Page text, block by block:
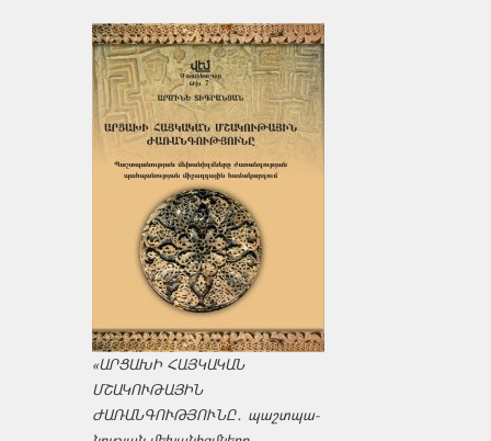
«ԱՐՑԱԽԻ ՀԱՅԿԱԿԱՆ
ՄՇԱԿՈՒԹԱՅԻՆ
ԺԱՌԱՆԳՈՒԹՅՈՒՆԸ․ պաշտպա­